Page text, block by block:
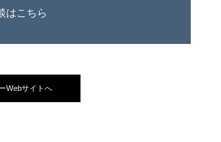
はこちら
Webサイトへ